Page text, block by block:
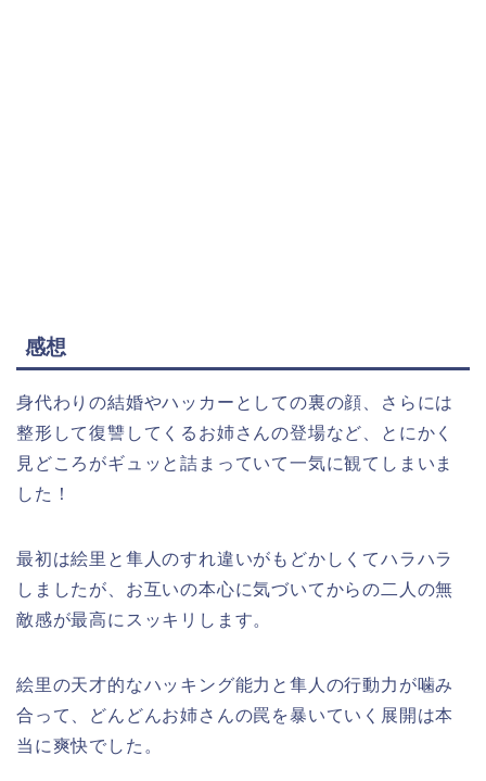
感想
身代わりの結婚やハッカーとしての裏の顔、さらには
整形して復讐してくるお姉さんの登場など、とにかく
見どころがギュッと詰まっていて一気に観てしまいま
した！
最初は絵里と隼人のすれ違いがもどかしくてハラハラ
しましたが、お互いの本心に気づいてからの二人の無
敵感が最高にスッキリします。
絵里の天才的なハッキング能力と隼人の行動力が噛み
合って、どんどんお姉さんの罠を暴いていく展開は本
当に爽快でした。